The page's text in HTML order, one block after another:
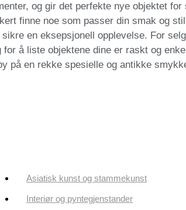
og gir det perfekte nye objektet
finne noe som passer din smak og
en eksepsjonell opplevelse. For
å liste objektene dine er raskt og
på en rekke spesielle og antikke
Asiatisk kunst og stammekunst
Interiør og pyntegjenstander